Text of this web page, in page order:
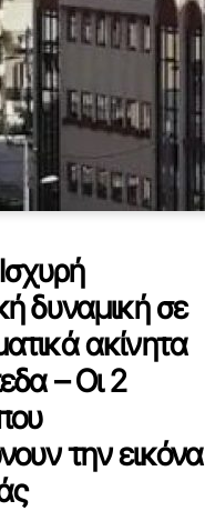
δυναμική σε
ακίνητα
– Οι 2
την εικόνα